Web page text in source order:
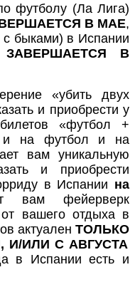
футболу (Ла Лига)
В МАЕ,
с быками) в Испании
В
«убить двух
и приобрести у
«футбол +
и на футбол и на
вам уникальную
и приобрести
в Испании на
вам фейерверк
вашего отдыха в
актуален ТОЛЬКО
ИЛИ С АВГУСТА
в Испании есть и